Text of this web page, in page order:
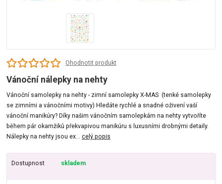
Ohodnotit produkt
Vánoční nálepky na nehty
Vánoční samolepky na nehty - zimní samolepky X-MAS (tenké samolepky
se zimními a vánočními motivy) Hledáte rychlé a snadné oživení vaší
vánoční manikúry? Díky našim vánočním samolepkám na nehty vytvoříte
během pár okamžiků překvapivou manikúru s luxusními drobnými detaily.
Nálepky na nehty jsou ex...celý popis
Dostupnost skladem